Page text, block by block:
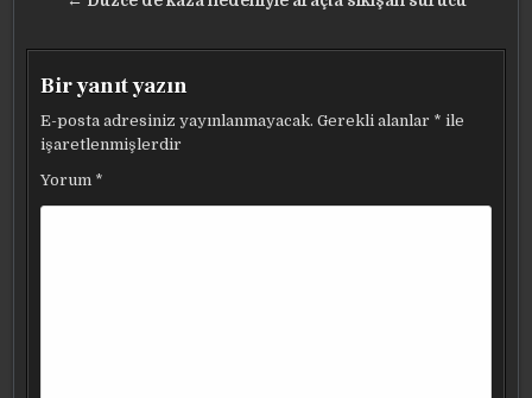
Bir yanıt yazın
E-posta adresiniz yayınlanmayacak. Gerekli alanlar * ile
işaretlenmişlerdir
Yorum *